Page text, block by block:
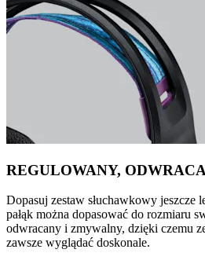
REGULOWANY,
Dopasuj zestaw słuchawkowy jeszcze
pałąk można dopasować do rozmiaru
odwracany i zmywalny, dzięki czemu
zawsze wyglądać doskonale.